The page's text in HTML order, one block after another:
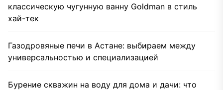
классическую чугунную ванну Goldman в стиль
хай-тек
Газодровяные печи в Астане: выбираем между
универсальностью и специализацией
Бурение скважин на воду для дома и дачи: что